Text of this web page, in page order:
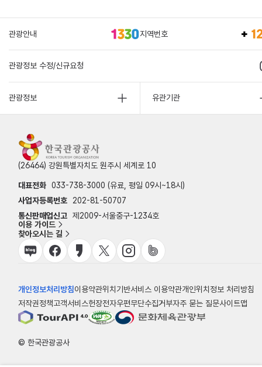
관광안내 지역번호
관광정보 수정/신규요청
관광정보 유관기관
(26464) 강원특별자치도 원주시 세계로 10
대표전화 033-738-3000 (유료, 평일 09시~18시)
사업자등록번호
202-81-50707
통신판매업신고 제2009-서울중구-1234호
이용 가이드
찾아오시는 길
개인정보처리방침이용약관위치기반서비스 이용약관개인위치정보 처리방침
저작권정책고객서비스헌장전자우편무단수집거부자주 묻는 질문사이트맵
© 한국관광공사